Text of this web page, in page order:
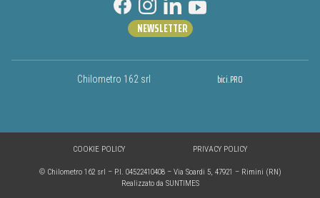
Chilometro 162 srl bici.PRO
NEWSLETTER
© Chilometro 162 srl – P.I. 04522410408 – Via Soardi 5, 47921 – Rimini (RN)
Realizzato da SUNTIMES
COOKIE POLICY PRIVACY POLICY